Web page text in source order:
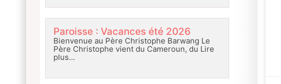
Paroisse : Vacances été 2026
Bienvenue au Père Christophe Barwang Le
Père Christophe vient du Cameroun, du Lire
plus…